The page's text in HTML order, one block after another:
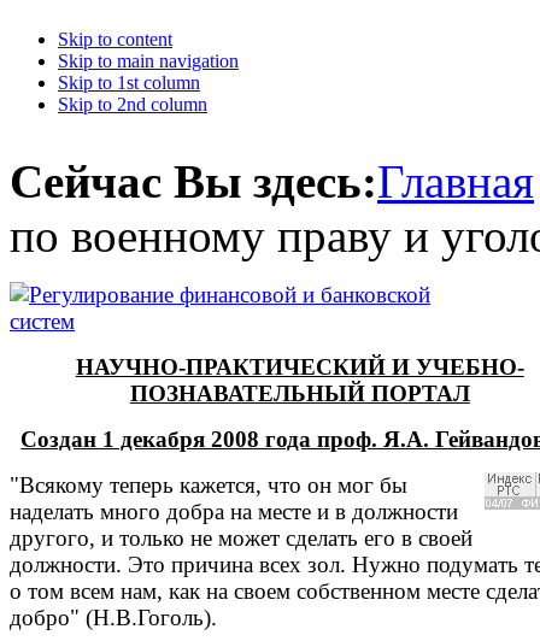
Skip to content
Skip to main navigation
Skip to 1st column
Skip to 2nd column
Сейчас Вы здесь:Главная
по военному праву и
НАУЧНО-ПРАКТИЧЕСКИЙ И УЧЕБНО-
ПОЗНАВАТЕЛЬНЫЙ ПОРТАЛ
Создан 1 декабря 2008 года проф. Я.А.
"Всякому теперь кажется, что он мог бы
наделать много добра на месте и в должности
другого, и только не может сделать его в своей
должности. Это причина всех зол. Нужно подумать
о том всем нам, как на своем собственном месте
добро" (Н.В.Гоголь).